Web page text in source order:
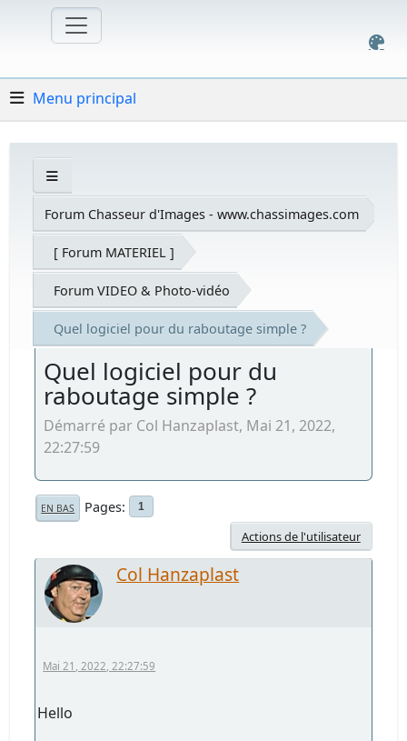
Menu principal
Forum Chasseur d'Images - www.chassimages.com
[ Forum MATERIEL ]
Forum VIDEO & Photo-vidéo
Quel logiciel pour du raboutage simple ?
Quel logiciel pour du
raboutage simple ?
Démarré par Col Hanzaplast, Mai 21, 2022,
22:27:59
EN BAS Pages 1
Actions de l'utilisateur
Col Hanzaplast
Mai 21, 2022, 22:27:59
Hello